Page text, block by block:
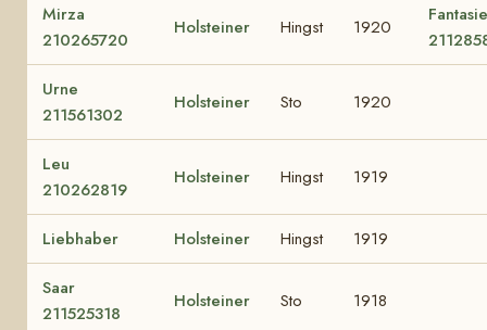
Mirza
210265720
Holsteiner Hingst 1920
Fantasie
Urne
211561302
Holsteiner Sto 1920
Leu
210262819
Holsteiner Hingst 1919
Liebhaber Holsteiner Hingst 1919
Saar
211525318
Holsteiner Sto 1918